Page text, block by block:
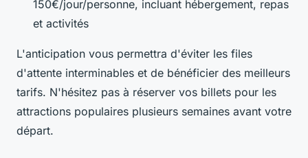
150€/jour/personne, incluant hébergement, repas
et activités
L'anticipation vous permettra d'éviter les files
d'attente interminables et de bénéficier des meilleurs
tarifs. N'hésitez pas à réserver vos billets pour les
attractions populaires plusieurs semaines avant votre
départ.